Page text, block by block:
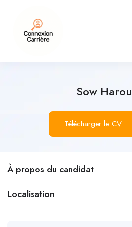
Sow
Télécharger le CV
À propos du candidat
Localisation